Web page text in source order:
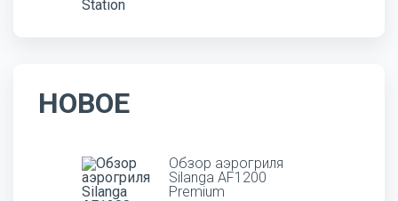
НОВОЕ
Обзор аэрогриля
Silanga AF1200
Premium